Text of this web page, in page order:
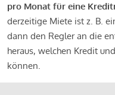
pro Monat für eine
derzeitige Miete ist z. B.
dann den Regler an die
heraus, welchen Kredit
können.